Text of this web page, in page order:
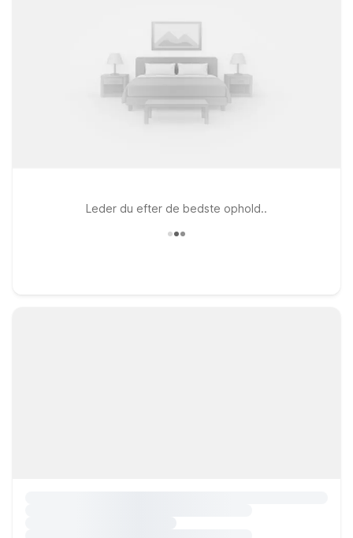
Leder du efter de bedste ophold..